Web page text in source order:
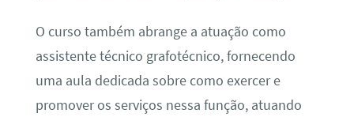
O curso também abrange a atuação como
assistente técnico grafotécnico, fornecendo
uma aula dedicada sobre como exercer e
promover os serviços nessa função, atuando